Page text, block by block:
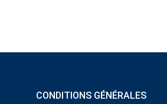
CONDITIONS GÉNÉRALES